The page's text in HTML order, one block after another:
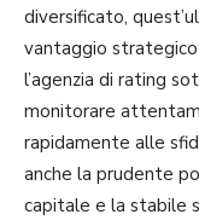
diversificato,
vantaggio
l’agenzia di rating
monitorare
rapidamente alle
anche la prudente
capitale e la stabile